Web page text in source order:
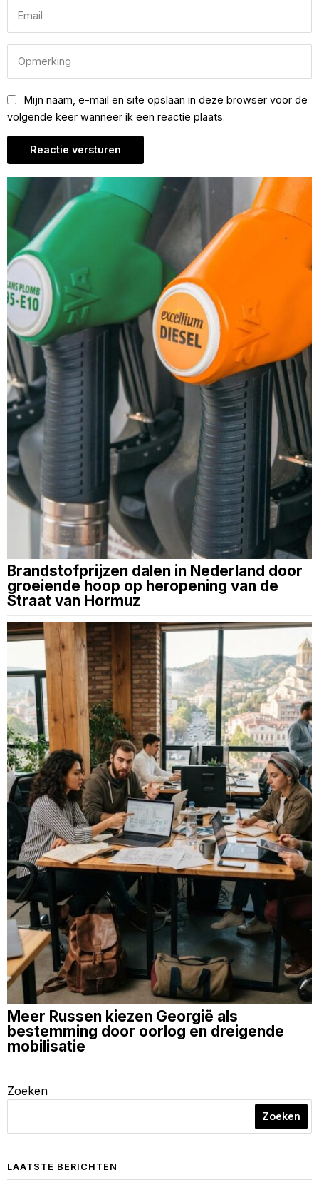
Mijn naam, e-mail en site opslaan in deze browser voor de
volgende keer wanneer ik een reactie plaats.
Brandstofprijzen dalen in Nederland door
groeiende hoop op heropening van de
Straat van Hormuz
Meer Russen kiezen Georgië als
bestemming door oorlog en dreigende
mobilisatie
Zoeken
Zoeken
LAATSTE BERICHTEN